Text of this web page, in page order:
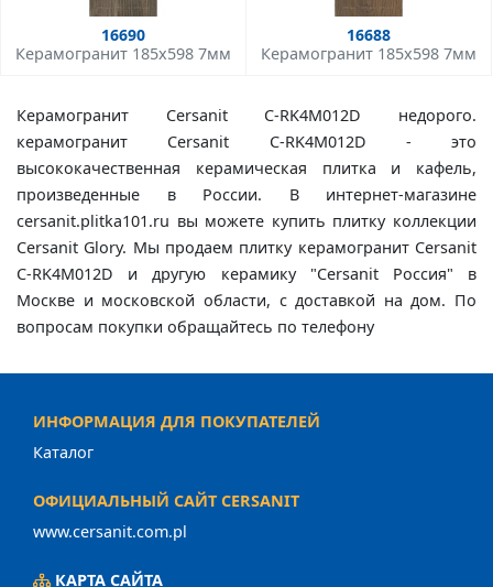
16690
Керамогранит 185x598 7мм
16688
Керамогранит 185x598 7мм
Керамогранит Cersanit C-RK4M012D недорого.
керамогранит Cersanit C-RK4M012D - это
высококачественная керамическая плитка и кафель,
произведенные в России. В интернет-магазине
cersanit.plitka101.ru вы можете купить плитку коллекции
Cersanit Glory. Мы продаем плитку керамогранит Cersanit
C-RK4M012D и другую керамику "Cersanit Россия" в
Москве и московской области, с доставкой на дом. По
вопросам покупки обращайтесь по телефону
ИНФОРМАЦИЯ ДЛЯ ПОКУПАТЕЛЕЙ
Каталог
ОФИЦИАЛЬНЫЙ САЙТ CERSANIT
www.cersanit.com.pl
КАРТА САЙТА